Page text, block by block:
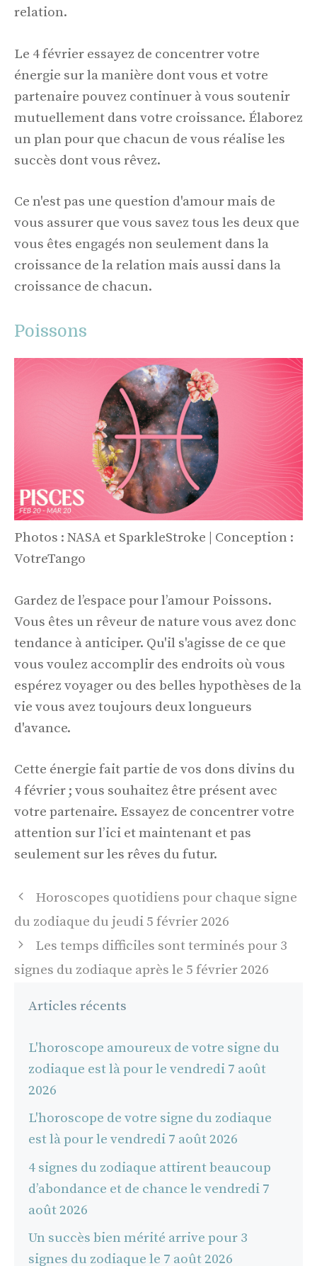
relation.
Le 4 février essayez de concentrer votre
énergie sur la manière dont vous et votre
partenaire pouvez continuer à vous soutenir
mutuellement dans votre croissance. Élaborez
un plan pour que chacun de vous réalise les
succès dont vous rêvez.
Ce n'est pas une question d'amour mais de
vous assurer que vous savez tous les deux que
vous êtes engagés non seulement dans la
croissance de la relation mais aussi dans la
croissance de chacun.
Poissons
Photos : NASA et SparkleStroke | Conception :
VotreTango
Gardez de l’espace pour l’amour Poissons.
Vous êtes un rêveur de nature vous avez donc
tendance à anticiper. Qu'il s'agisse de ce que
vous voulez accomplir des endroits où vous
espérez voyager ou des belles hypothèses de la
vie vous avez toujours deux longueurs
d'avance.
Cette énergie fait partie de vos dons divins du
4 février ; vous souhaitez être présent avec
votre partenaire. Essayez de concentrer votre
attention sur l’ici et maintenant et pas
seulement sur les rêves du futur.
Navigation
des
Horoscopes quotidiens pour chaque signe
du zodiaque du jeudi 5 février 2026
Les temps difficiles sont terminés pour 3
signes du zodiaque après le 5 février 2026
Articles récents
L'horoscope amoureux de votre signe du
zodiaque est là pour le vendredi 7 août
2026
L'horoscope de votre signe du zodiaque
est là pour le vendredi 7 août 2026
4 signes du zodiaque attirent beaucoup
d’abondance et de chance le vendredi 7
août 2026
Un succès bien mérité arrive pour 3
signes du zodiaque le 7 août 2026